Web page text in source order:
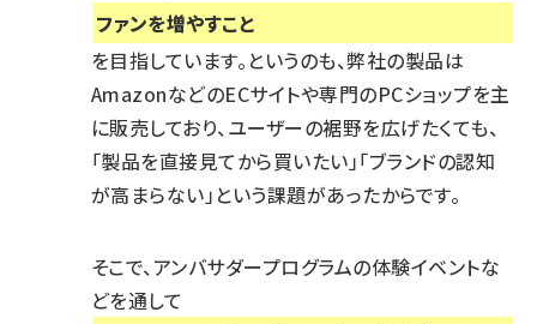
ファンを増やすこと
を目指しています。というのも、弊社の製品は
AmazonなどのECサイトや専門のPCショップを主
に販売しており、ユーザーの裾野を広げたくても、
「製品を直接見てから買いたい」「ブランドの認知
が高まらない」という課題があったからです。
そこで、アンバサダープログラムの体験イベントな
どを通して